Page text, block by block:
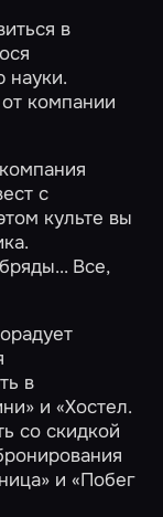
в
науки.
от компании
с
культе вы
Все,
в
и«Хостел.
соскидкой
и«Побег